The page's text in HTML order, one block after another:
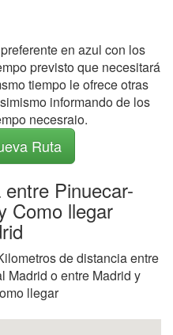
en azul con los
previsto que necesitará
tiempo le ofrece otras
informando de los
necesraio.
Ruta
Pinuecar-
Como llegar
de distancia entre
Madrid o entre Madrid y
llegar